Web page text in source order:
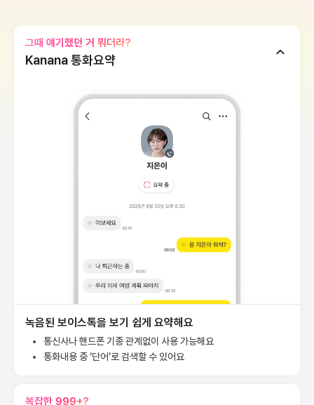
그때 얘기했던 거 뭐더라?
Kanana 통화요약
녹음된 보이스톡을 보기 쉽게 요약해요
통신사나 핸드폰 기종 관계없이 사용 가능해요
통화내용 중 ‘단어‘로 검색할 수 있어요
복잡한 999+?